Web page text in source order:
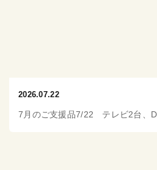
2026.07.22
7月のご支援品7/22 テレビ2台、